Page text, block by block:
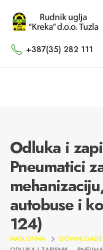
+387(35) 282 111
Odluka i
Pneumatici
autobuse i
124)
NASLOVNA
DOWNLOADS